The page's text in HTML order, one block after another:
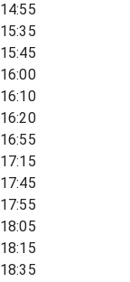
14:55
15:35
15:45
16:00
16:10
16:20
16:55
17:15
17:45
17:55
18:05
18:15
18:35